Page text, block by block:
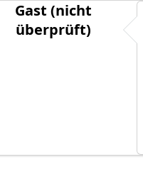
Gast (nicht
überprüft)
Epidemie